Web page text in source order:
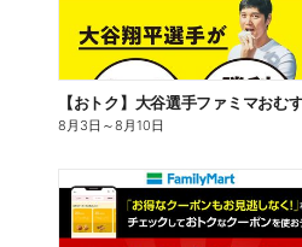
8月3日 ～8月10日